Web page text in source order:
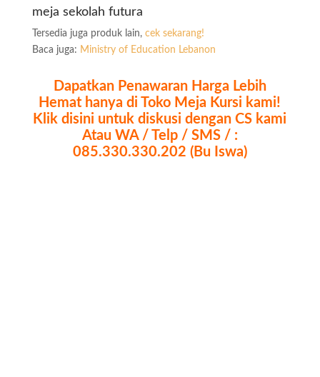
meja sekolah futura
Tersedia juga produk lain, cek sekarang!
Baca juga: Ministry of Education Lebanon
Dapatkan Penawaran Harga Lebih
Hemat hanya di Toko Meja Kursi kami!
Klik disini untuk diskusi dengan CS kami
Atau WA / Telp / SMS / :
085.330.330.202 (Bu Iswa)